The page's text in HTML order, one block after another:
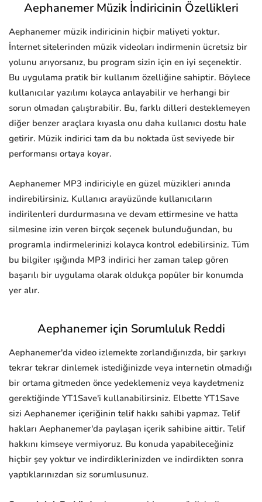
Aephanemer Müzik İndiricinin Özellikleri
Aephanemer müzik indiricinin hiçbir maliyeti yoktur.
İnternet sitelerinden müzik videoları indirmenin ücretsiz bir
yolunu arıyorsanız, bu program sizin için en iyi seçenektir.
Bu uygulama pratik bir kullanım özelliğine sahiptir. Böylece
kullanıcılar yazılımı kolayca anlayabilir ve herhangi bir
sorun olmadan çalıştırabilir. Bu, farklı dilleri desteklemeyen
diğer benzer araçlara kıyasla onu daha kullanıcı dostu hale
getirir. Müzik indirici tam da bu noktada üst seviyede bir
performansı ortaya koyar.
Aephanemer MP3 indiriciyle en güzel müzikleri anında
indirebilirsiniz. Kullanıcı arayüzünde kullanıcıların
indirilenleri durdurmasına ve devam ettirmesine ve hatta
silmesine izin veren birçok seçenek bulunduğundan, bu
programla indirmelerinizi kolayca kontrol edebilirsiniz. Tüm
bu bilgiler ışığında MP3 indirici her zaman talep gören
başarılı bir uygulama olarak oldukça popüler bir konumda
yer alır.
Aephanemer için Sorumluluk Reddi
Aephanemer'da video izlemekte zorlandığınızda, bir şarkıyı
tekrar tekrar dinlemek istediğinizde veya internetin olmadığı
bir ortama gitmeden önce yedeklemeniz veya kaydetmeniz
gerektiğinde YT1Save'i kullanabilirsiniz. Elbette YT1Save
sizi Aephanemer içeriğinin telif hakkı sahibi yapmaz. Telif
hakları Aephanemer'da paylaşan içerik sahibine aittir. Telif
hakkını kimseye vermiyoruz. Bu konuda yapabileceğiniz
hiçbir şey yoktur ve indirdiklerinizden ve indirdikten sonra
yaptıklarınızdan siz sorumlusunuz.